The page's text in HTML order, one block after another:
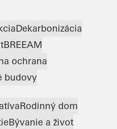
Dekarbonizácia
BREEAM
ochrana
budovy
Rodinný dom
Bývanie a život